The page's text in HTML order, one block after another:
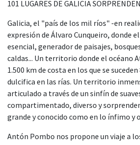
101 LUGARES DE GALICIA
Galicia, el "país de los mil ríos" -en
expresión de Álvaro Cunqueiro, donde
esencial, generador de paisajes,
caldas... Un territorio donde el océano
1.500 km de costa en los que se
dulcifica en las rías. Un territorio
articulado a través de un sinfín de
compartimentado, diverso y
grande y conocido como en lo ínfimo y
Antón Pombo nos propone un viaje a